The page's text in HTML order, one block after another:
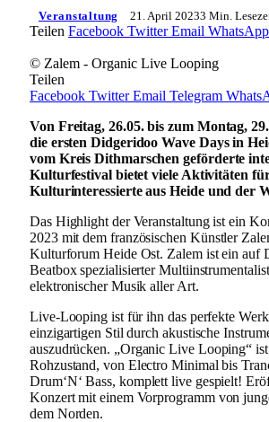
Veranstaltung 21. April 20233 Min.
Teilen Facebook Twitter Email WhatsApp
© Zalem - Organic Live Looping
Teilen
Facebook Twitter Email Telegram
Von Freitag, 26.05. bis zum Montag,
die ersten Didgeridoo Wave Days in
vom Kreis Dithmarschen geförderte
Kulturfestival bietet viele Aktivitäten
Kulturinteressierte aus Heide und der
Das Highlight der Veranstaltung ist ein
2023 mit dem französischen Künstler
Kulturforum Heide Ost. Zalem ist ein auf
Beatbox spezialisierter
elektronischer Musik aller Art.
Live-Looping ist für ihn das perfekte
einzigartigen Stil durch akustische
auszudrücken. „Organic Live Looping“
Rohzustand, von Electro Minimal bis
Drum‘N‘ Bass, komplett live gespielt!
Konzert mit einem Vorprogramm von
dem Norden.